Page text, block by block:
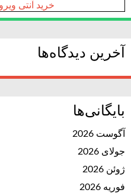
خرید آنتی
آخرین دیدگاه‌ها
بایگانی‌ها
آگوست 2026
جولای 2026
ژوئن 2026
فوریه 2026